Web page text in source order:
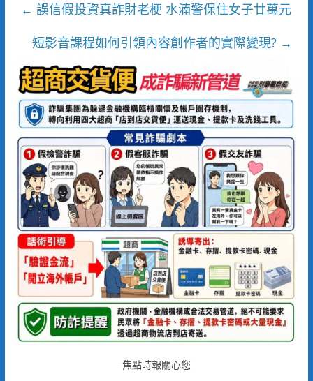
← 誤信假投資真詐財老梗 水湳警保住女子廿萬元
短影音課程如何引領內容創作者的實際變現? →
焦點時報關心您